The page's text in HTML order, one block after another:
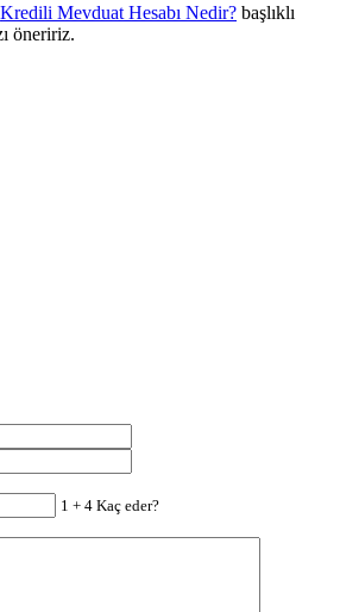
Kredili Mevduat Hesabı Nedir? başlıklı
öneririz.
1 + 4 Kaç eder?